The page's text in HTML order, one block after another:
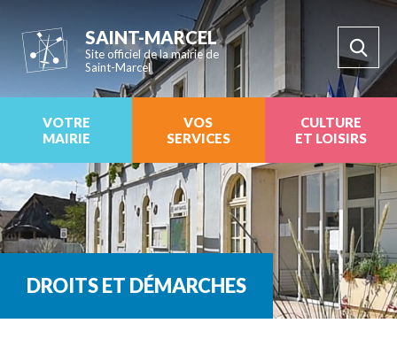
SAINT-MARCEL
Site officiel de la mairie de
Saint-Marcel
VOTRE
MAIRIE
VOS
SERVICES
CULTURE
ET LOISIRS
DROITS ET DÉMARCHES